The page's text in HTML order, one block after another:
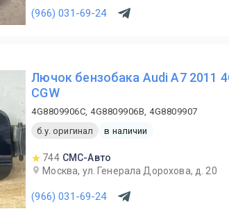
(966) 031-69-24
Лючок бензобака Audi A7 2011
CGW
4G8809906C, 4G8809906B, 4G8809907
б.у. оригинал
в наличии
744 СМС-Авто
Москва, ул. Генерала Дорохова, д. 20
(966) 031-69-24